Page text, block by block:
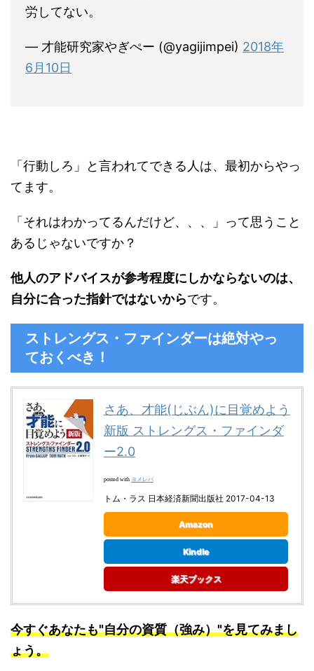
労してない。
— 才能研究家やぎぺー (@yagijimpei) 2018年
6月10日
「行動しろ」と言われてできる人は、最初からやっ
てます。
「それはわかってるんだけど、、、」って思うこと
あるじゃないですか？
他人のアドバイスが参考程度にしかならないのは、
自分に合った指針ではないからです。
ストレングス・ファインダーは絶対やっ
ておくべき！
さあ、才能(じぶん)に目覚めよう
新版 ストレングス・ファインダ
ー2.0
posted with ヨメレバ
トム・ラス 日本経済新聞出版社 2017-04-13
Amazon
Kindle
楽天ブックス
今すぐあなたも"自分の資質（強み）"を見てみまし
ょう。